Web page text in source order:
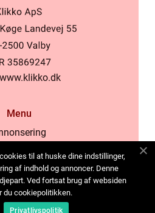
www.klikko.dk
Menu
Cookies
oss
Sitemap
til at huske dine indstillinger,
af indhold og annoncer. Denne
Ved fortsat brug af websiden
du cookiepolitikken.
Privatlivspolitik